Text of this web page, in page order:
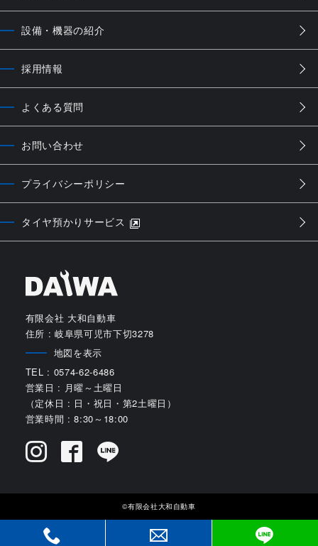
設備・機器の紹介
採用情報
よくある質問
お問い合わせ
プライバシーポリシー
タイヤ預かりサービス
有限会社 大和自動車
住所 : 岐阜県可児市下切3278
地図を表示
TEL : 0574-62-6486
営業日 : 月曜～土曜日
（定休日 : 日・祝日・第2土曜日）
営業時間 : 8:30～18:00
©有限会社大和自動車